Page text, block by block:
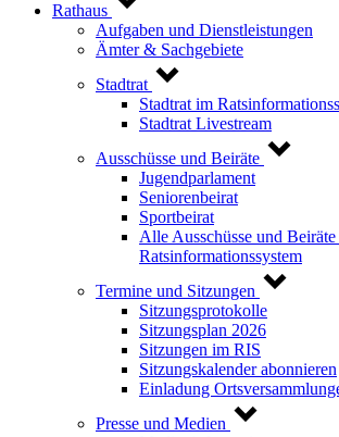
Rathaus
Aufgaben und Dienstleistungen
Ämter & Sachgebiete
Stadtrat
Stadtrat im
Stadtrat Livestream
Ausschüsse und Beiräte
Jugendparlament
Seniorenbeirat
Sportbeirat
Alle Ausschüsse und
Ratsinformationssystem
Termine und Sitzungen
Sitzungsprotokolle
Sitzungsplan 2026
Sitzungen im RIS
Sitzungskalender abonnieren
Einladung
Presse und Medien